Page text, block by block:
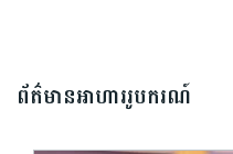
ព័ត៌មានអាហាររូបករណ៍